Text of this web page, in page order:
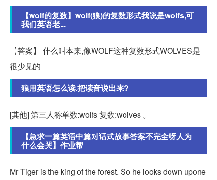
【wolf的复数】wolf(狼)的复数形式我说是wolfs,可
我们英语老...
【答案】 什么叫本来,像WOLF这种复数形式WOLVES是
很少见的
狼用英语怎么读.把读音说出来?
[其他] 第三人称单数:wolfs 复数:wolves 。
【急求一篇英语中篇对话式故事答案不完全呀人为
什么会哭】作业帮
Mr Tiger is the king of the forest. So he looks down upone